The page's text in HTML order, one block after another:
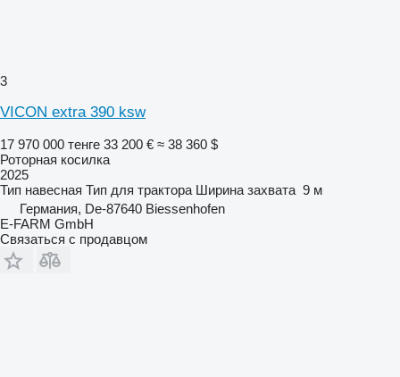
3
VICON extra 390 ksw
17 970 000 тенге 33 200 € ≈ 38 360 $
Роторная косилка
2025
Тип навесная Тип для трактора Ширина захвата 9 м
Германия, De-87640 Biessenhofen
E-FARM GmbH
Связаться с продавцом